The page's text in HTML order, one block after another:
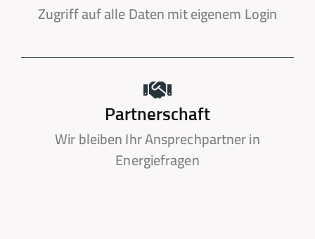
Zugriff auf alle Daten mit eigenem Login
Partnerschaft
Wir bleiben Ihr Ansprechpartner in
Energiefragen